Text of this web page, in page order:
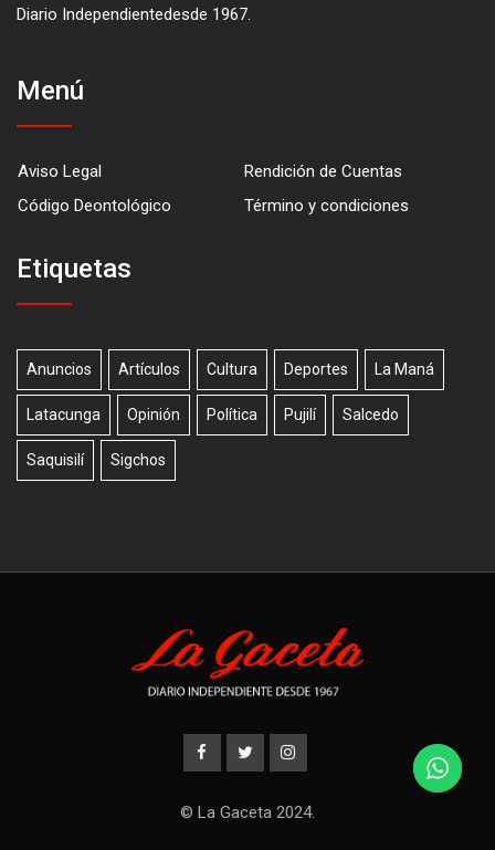
Diario Independientedesde 1967.
Menú
Aviso Legal
Rendición de Cuentas
Código Deontológico
Término y condiciones
Etiquetas
Anuncios Artículos Cultura Deportes La Maná
Latacunga Opinión Política Pujilí Salcedo
Saquisilí Sigchos
© La Gaceta 2024.